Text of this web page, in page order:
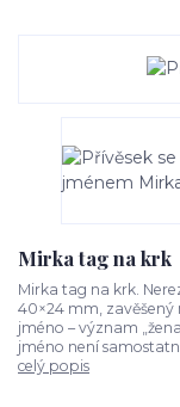
Mirka tag na krk
Mirka tag na krk.
40×24 mm, zavěšený
jméno – význam
jméno není
celý popis